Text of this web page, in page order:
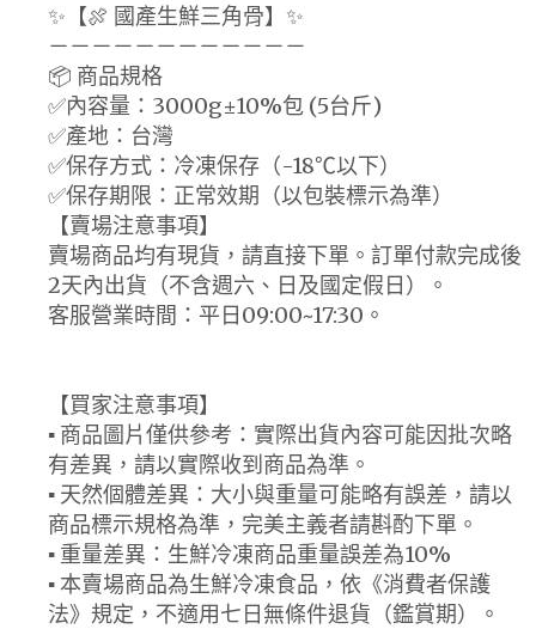
✨【🍖 國產生鮮三角骨】✨
－－－－－－－－－－－－
📦 商品規格
✅內容量：3000g±10%包 (5台斤)
✅產地：台灣
✅保存方式：冷凍保存（-18℃以下）
✅保存期限：正常效期（以包裝標示為準）
【賣場注意事項】
賣場商品均有現貨，請直接下單。訂單付款完成後
2天內出貨（不含週六、日及國定假日）。
客服營業時間：平日09:00~17:30。
【買家注意事項】
▪ 商品圖片僅供參考：實際出貨內容可能因批次略
有差異，請以實際收到商品為準。
▪ 天然個體差異：大小與重量可能略有誤差，請以
商品標示規格為準，完美主義者請斟酌下單。
▪ 重量差異：生鮮冷凍商品重量誤差為10%
▪ 本賣場商品為生鮮冷凍食品，依《消費者保護
法》規定，不適用七日無條件退貨（鑑賞期）。